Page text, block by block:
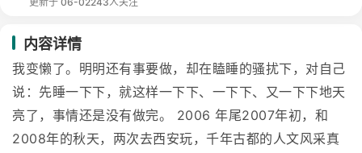
内容详情
我变懒了。明明还有事要做，却在瞌睡的骚扰下，对自己
说：先睡一下下，就这样一下下、一下下、又一下下地天
亮了，事情还是没有做完。 2006 年尾2007年初，和
2008年的秋天，两次去西安玩，千年古都的人文风采真